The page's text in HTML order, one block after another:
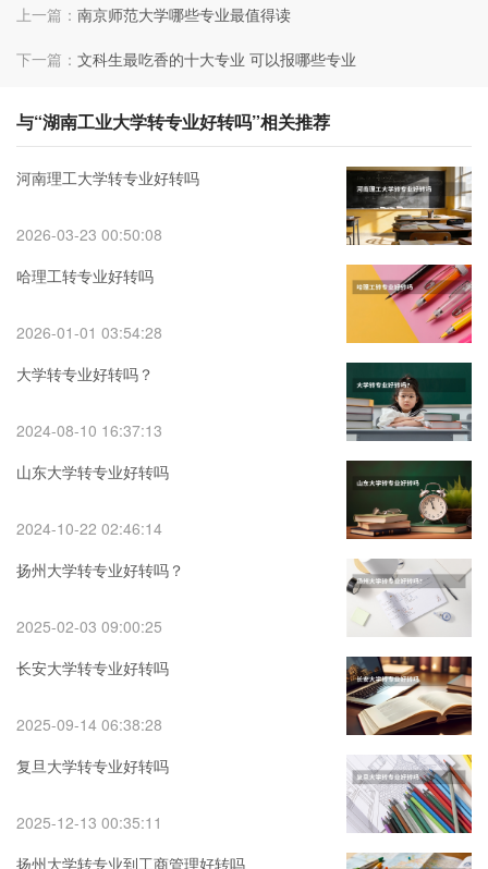
上一篇： 南京师范大学哪些专业最值得读
下一篇： 文科生最吃香的十大专业 可以报哪些专业
与“湖南工业大学转专业好转吗”相关推荐
河南理工大学转专业好转吗
2026-03-23 00:50:08
哈理工转专业好转吗
2026-01-01 03:54:28
大学转专业好转吗？
2024-08-10 16:37:13
山东大学转专业好转吗
2024-10-22 02:46:14
扬州大学转专业好转吗？
2025-02-03 09:00:25
长安大学转专业好转吗
2025-09-14 06:38:28
复旦大学转专业好转吗
2025-12-13 00:35:11
扬州大学转专业到工商管理好转吗